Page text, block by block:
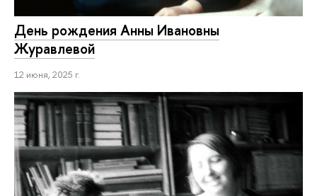
День рождения Анны Ивановны
Журавлевой
12 июня, 2025 г.